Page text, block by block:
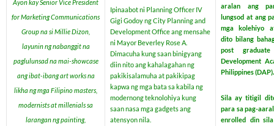
Ayon kay Senior Vice President
for Marketing Communications
Group na si Millie Dizon,
layunin ng nabanggit na
paglulunsad na mai-showcase
ang ibat-ibang art works na
likha ng mga Filipino masters,
modernists at millenials sa
larangan ng painting,
Ipinaabot ni Planning Officer IV
Gigi Godoy ng City Planning and
Development Office ang mensahe
ni Mayor Beverley Rose A.
Dimacuha kung saan binigyang
diin nito ang kahalagahan ng
pakikisalamuha at pakikipag
kapwa ng mga bata sa kabila ng
modernong teknolohiya kung
saan nasa mga gadgets ang
atensyon nila.
aralan ang
lungsod at ang
mga kolehiyo
dito bilang
post
Development
Philippines (DAP).
Sila ay titigil
para sa pag-
enrolled din